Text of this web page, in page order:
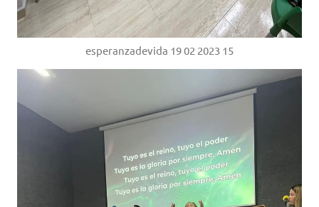
esperanzadevida 19 02 2023 15